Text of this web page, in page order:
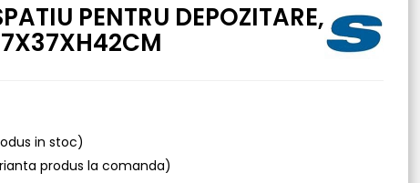
PENTRU DEPOZITARE,
in stoc)
produs la comanda)